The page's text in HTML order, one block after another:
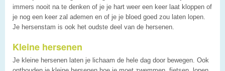
immers nooit na te denken of je je hart weer een keer laat kloppen of
je nog een keer zal ademen en of je je bloed goed zou laten lopen.
Je hersenstam is ook het oudste deel van de hersenen.
Kleine hersenen
Je kleine hersenen laten je lichaam de hele dag door bewegen. Ook